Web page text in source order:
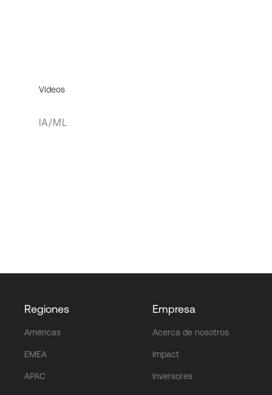
Vídeos
IA/ML
Regiones
Américas
EMEA
APAC
Empresa
Acerca de nosotros
Impact
Inversores